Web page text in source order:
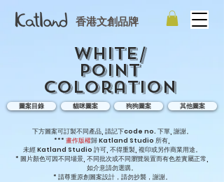
香港文創品牌
White/
Point
Coloration
圖案目錄 貓咪圖案 狗狗圖案 其他圖案
​下方圖案可訂製不同產品, 請記下code no. 下單, 謝謝。
*** 畫作版權歸 Katland Studio 所有,
未經 Katland Studio 許可, 不得重製, 複印或另作商業用途。
* 圖片顏色可因不同場景, 不同批次或不同瀏覽裝置而有色差實屬正常,
如介意請勿選購。
* 請尊重原創圖案設計，請勿抄襲，謝謝。